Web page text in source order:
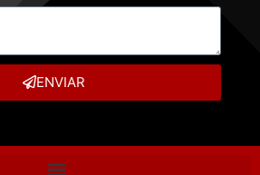
ENVIAR